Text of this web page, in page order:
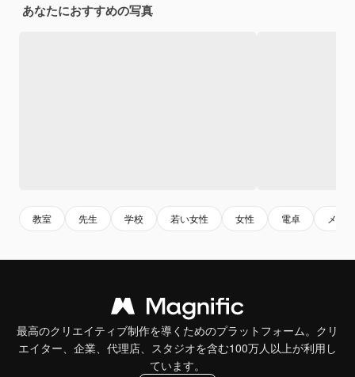
あなたにおすすめの写真
教室 先生 学校 若い女性 女性 電卓 メガネ
最高のクリエイティブ制作を導くためのプラットフォーム。クリ
エイター、企業、代理店、スタジオを含む100万人以上が利用し
ています。